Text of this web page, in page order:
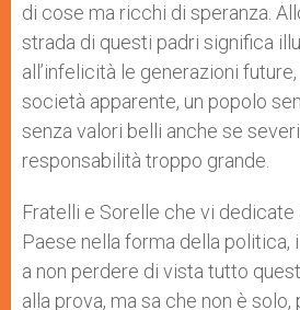
di cose ma ricchi di speranza.
strada di questi padri significa
all’infelicità le generazioni
società apparente, un popolo
senza valori belli anche se
responsabilità troppo grande.
Fratelli e Sorelle che vi dedicate
Paese nella forma della politica,
a non perdere di vista tutto
alla prova, ma sa che non è